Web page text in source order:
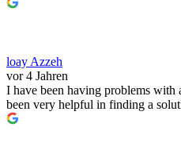
loay Azzeh
vor 4 Jahren
I have been having problems with
been very helpful in finding a